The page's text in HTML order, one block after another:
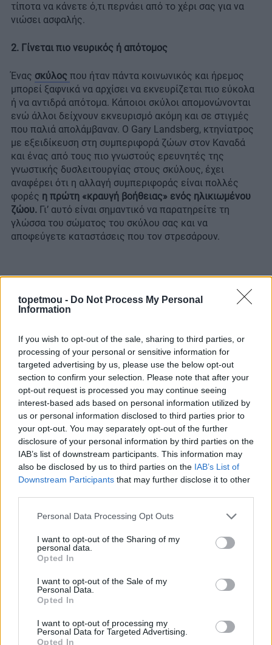
topetmou - Do Not Process My Personal
Information
If you wish to opt-out of the sale, sharing to third parties, or
processing of your personal or sensitive information for
targeted advertising by us, please use the below opt-out
section to confirm your selection. Please note that after your
opt-out request is processed you may continue seeing
interest-based ads based on personal information utilized by
us or personal information disclosed to third parties prior to
your opt-out. You may separately opt-out of the further
disclosure of your personal information by third parties on the
IAB’s list of downstream participants. This information may
also be disclosed by us to third parties on the IAB’s List of
Downstream Participants that may further disclose it to other
Personal Data Processing Opt Outs
I want to opt-out of the Sharing of my
personal data.
Opted In
I want to opt-out of the Sale of my
Personal Data.
Opted In
I want to opt-out of processing my
Personal Data for Targeted Advertising.
Opted In
τίποτα να κάνετε ό,τι περνάει από το χέρι σας για να
νιώσει ασφαλής.
2. Γίνεται πιο νευρικός ή απότομος
Ένας σκύλος που ήταν πάντα κοινωνικός και ήρεμος
μπορεί ξαφνικά να αρχίσει να εκνευρίζεται πιο εύκολα
ή να αντιδρά απότομα. Κάποιοι σκύλοι απομονώνονται
ενώ άλλοι δείχνουν εκνευρισμό ακόμη και σε στιγμές
που παλιά απολάμβαναν. Ο Gary Landsberg, κτηνίατρος
με εξειδίκευση στη συμπεριφορά ζώων στον Καναδά
και ένας από τους πιο γνωστούς ερευνητές της
γνωστικής δυσλειτουργίας στους σκύλους, έχει
αναφέρει ότι η αλλαγή συμπεριφοράς είναι πολλές
φορές η πρώτη «κραυγή βοήθειας» ενός ηλικιωμένου
ζώου. Γι’ αυτό είναι σημαντικό να παρατηρείτε τη
γλώσσα του σώματος του σκύλου σας και να
αποφεύγετε καταστάσεις που τον στρεσάρουν.
3. Δείχνει περισσότερο άγχος